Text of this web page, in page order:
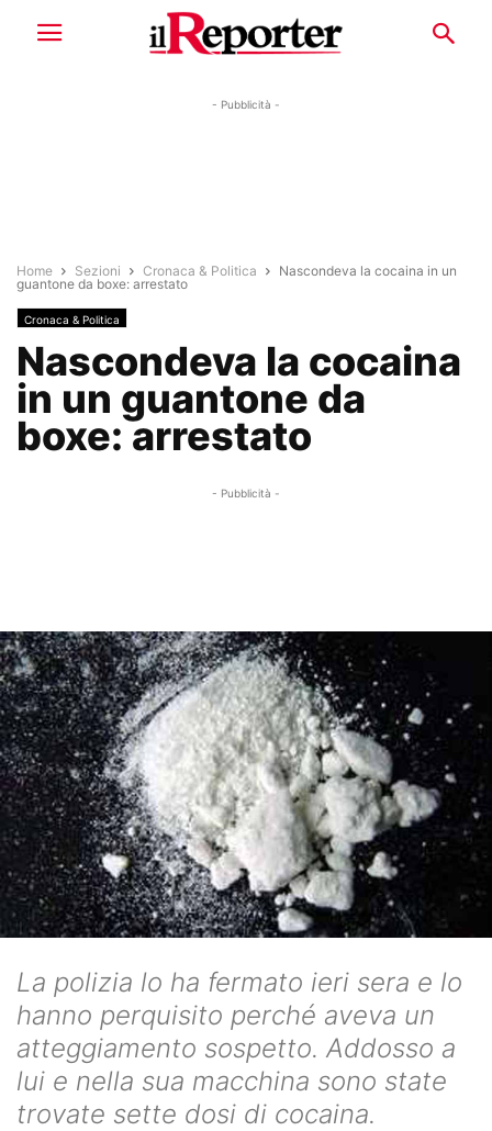
- Pubblicità -
Home Sezioni Cronaca & Politica
Nascondeva la cocaina in un
guantone da boxe: arrestato
Cronaca & Politica
Nascondeva la cocaina
in un guantone da
boxe: arrestato
- Pubblicità -
La polizia lo ha fermato ieri sera e lo
hanno perquisito perché aveva un
atteggiamento sospetto. Addosso a
lui e nella sua macchina sono state
trovate sette dosi di cocaina.